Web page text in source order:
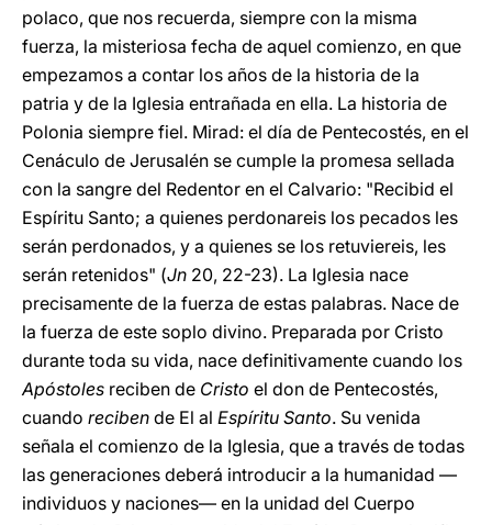
polaco, que nos recuerda, siempre con la misma
fuerza, la misteriosa fecha de aquel comienzo, en que
empezamos a contar los años de la historia de la
patria y de la Iglesia entrañada en ella. La historia de
Polonia siempre fiel. Mirad: el día de Pentecostés, en el
Cenáculo de Jerusalén se cumple la promesa sellada
con la sangre del Redentor en el Calvario: "Recibid el
Espíritu Santo; a quienes perdonareis los pecados les
serán perdonados, y a quienes se los retuviereis, les
serán retenidos" (Jn 20, 22-23). La Iglesia nace
precisamente de la fuerza de estas palabras. Nace de
la fuerza de este soplo divino. Preparada por Cristo
durante toda su vida, nace definitivamente cuando los
Apóstoles reciben de Cristo el don de Pentecostés,
cuando reciben de El al Espíritu Santo. Su venida
señala el comienzo de la Iglesia, que a través de todas
las generaciones deberá introducir a la humanidad —
individuos y naciones— en la unidad del Cuerpo